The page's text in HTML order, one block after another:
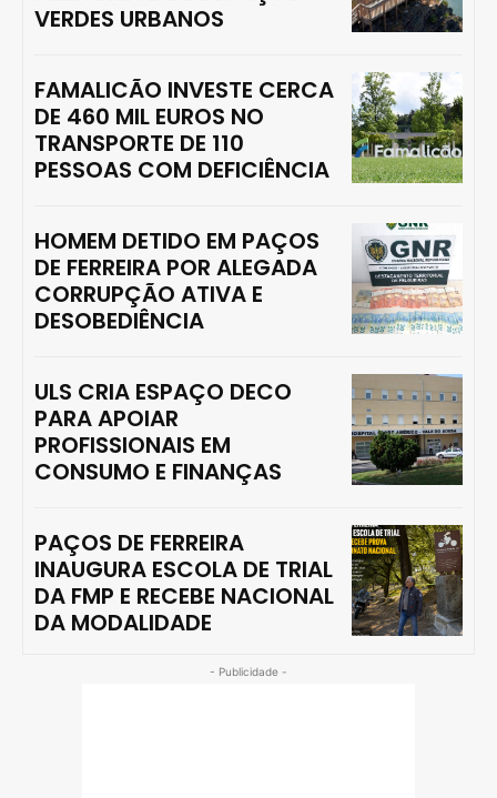
VERDES URBANOS
FAMALICÃO INVESTE CERCA
DE 460 MIL EUROS NO
TRANSPORTE DE 110
PESSOAS COM DEFICIÊNCIA
HOMEM DETIDO EM PAÇOS
DE FERREIRA POR ALEGADA
CORRUPÇÃO ATIVA E
DESOBEDIÊNCIA
ULS CRIA ESPAÇO DECO
PARA APOIAR
PROFISSIONAIS EM
CONSUMO E FINANÇAS
PAÇOS DE FERREIRA
INAUGURA ESCOLA DE TRIAL
DA FMP E RECEBE NACIONAL
DA MODALIDADE
- Publicidade -